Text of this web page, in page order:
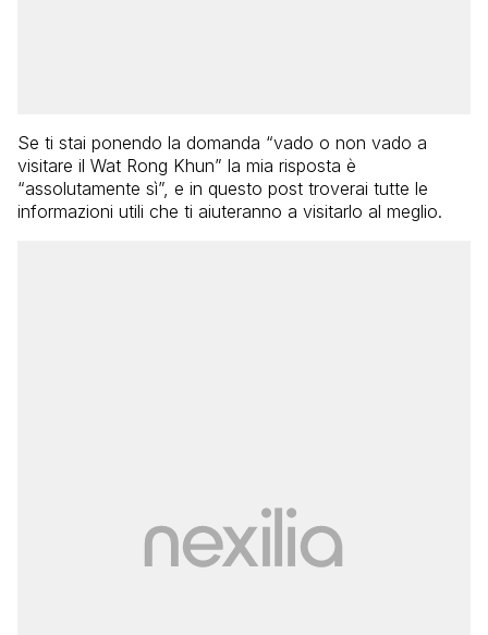
Se ti stai ponendo la domanda “vado o non vado a
visitare il Wat Rong Khun” la mia risposta è
“assolutamente sì”, e in questo post troverai tutte le
informazioni utili che ti aiuteranno a visitarlo al meglio.